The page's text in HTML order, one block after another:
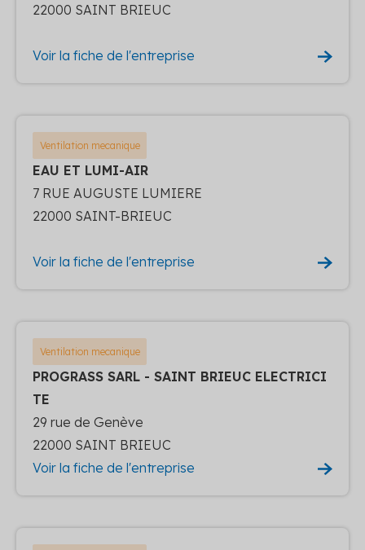
22000 SAINT BRIEUC
Voir la fiche de l'entreprise
Ventilation mecanique
EAU ET LUMI-AIR
7 RUE AUGUSTE LUMIERE
22000 SAINT-BRIEUC
Voir la fiche de l'entreprise
Ventilation mecanique
PROGRASS SARL - SAINT BRIEUC ELECTRICI
TE
29 rue de Genève
22000 SAINT BRIEUC
Voir la fiche de l'entreprise